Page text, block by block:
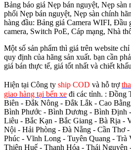
Bảng báo giá Nẹp bán nguyệt, Nẹp sàn
phối Nẹp bán nguyệt, Nẹp sàn chính
hàng đầu: Bảng giá Camera WIFI, Đầu
camera, Switch PoE, Cáp mạng, Nhà
Một số sản phẩm thì giá trên website
quy định của hãng sản xuất. bạn cần
giá bán thực tế, giá tốt nhất và chiết
Hiện tại Công ty ship COD và hỗ trợ
giao hàng tại bến xe đi các tỉnh. : Đồng
Biên - Đắk Nông - Đắk Lắk - Cao
Bình Phước - Bình Dương - Bình Định
Liêu - Bắc Kạn - Bắc Giang - Bà Rịa -
Nội - Hải Phòng - Đà Nẵng - Cần Thơ
Phúc - Vĩnh Long - Tuyên Quang - Trà
Thiên Huế - Thanh Hóa - Thái